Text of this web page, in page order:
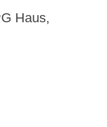
Haus,